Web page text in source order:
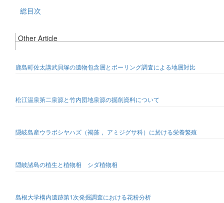
総目次
Other Article
鹿島町佐太講武貝塚の遺物包含層とボーリング調査による地層対比
松江温泉第二泉源と竹内団地泉源の掘削資料について
隠岐島産ウラボシヤハズ（褐藻， アミジグサ科）に於ける栄養繁殖
隠岐諸島の植生と植物相 シダ植物相
島根大学構内遺跡第1次発掘調査における花粉分析